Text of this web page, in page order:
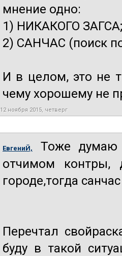
мнение одно:
1) НИКАКОГО ЗАГСА;
2) САНЧАС (поиск
И в целом, это не
чему хорошему не
12 ноября 2015, четверг
ЕвгениЙ,
Тоже думаю
отчимом контры,
городе,тогда
Перечтал
буду в такой